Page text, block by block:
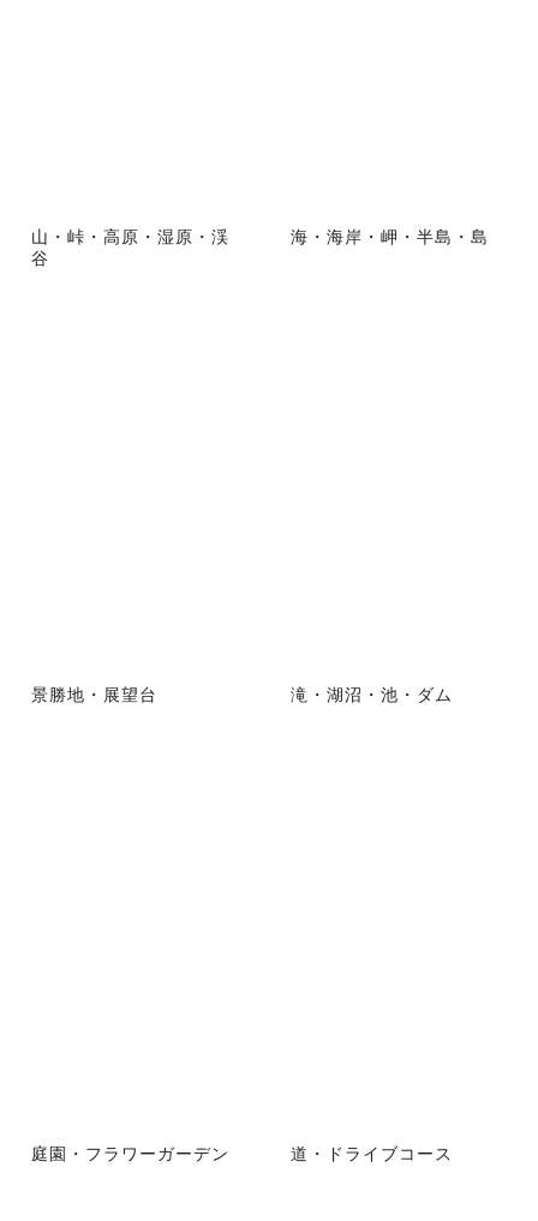
山・峠・高原・湿原・渓
谷
海・海岸・岬・半島・島
景勝地・展望台 滝・湖沼・池・ダム
庭園・フラワーガーデン 道・ドライブコース